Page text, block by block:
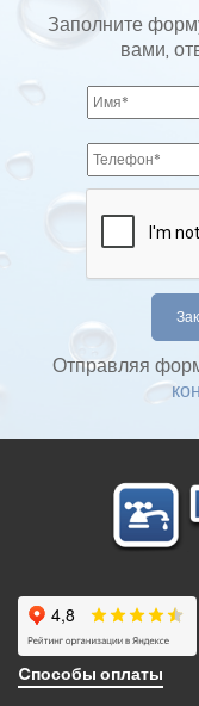
Заполните
вами,
Отправляя
Cпособы оплаты